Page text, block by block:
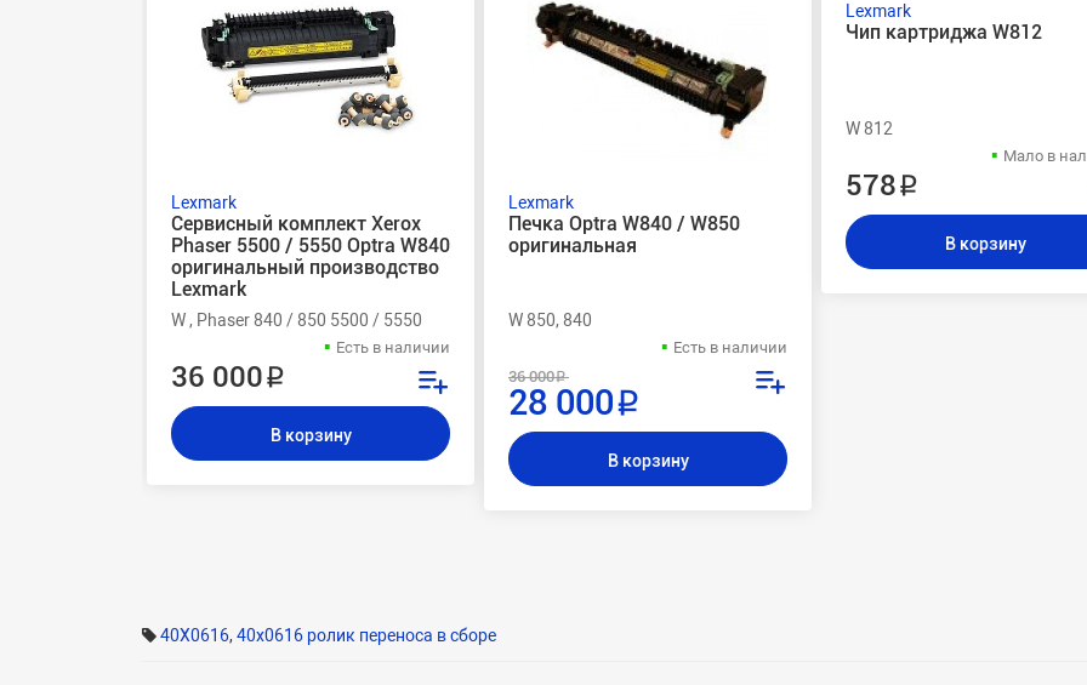
Lexmark
Сервисный комплект Xerox
Phaser 5500 / 5550 Optra W840
оригинальный производство
Lexmark
W , Phaser 840 / 850 5500 / 5550
Есть в наличии
36 000 ₽
В корзину
Lexmark
Печка Optra W840 / W850
оригинальная
W 850, 840
Есть в наличии
36 000 ₽
28 000 ₽
В корзину
Lexmark
Чип картриджа W812
W 812
Мало в
578 ₽
В корзину
40X0616, 40x0616 ролик переноса в сборе